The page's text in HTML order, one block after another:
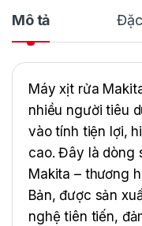
Mô tả
Máy xịt rửa
nhiều người tiêu
vào tính tiện lợi,
cao. Đây là dòng
Makita – thương
Bản, được sản
nghệ tiên tiến,